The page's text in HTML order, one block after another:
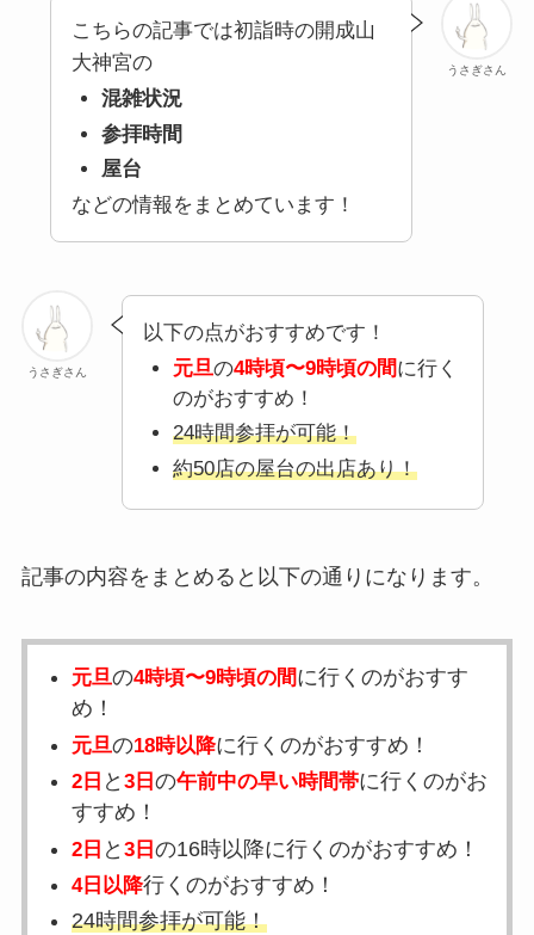
うさぎさん
こちらの記事では初詣時の開成山
大神宮の
混雑状況
参拝時間
屋台
などの情報をまとめています！
うさぎさん
以下の点がおすすめです！
元旦の4時頃〜9時頃の間に行く
のがおすすめ！
24時間参拝が可能！
約50店の屋台の出店あり！
記事の内容をまとめると以下の通りになります。
元旦の4時頃〜9時頃の間に行くのがおすす
め！
元旦の18時以降に行くのがおすすめ！
2日 と 3日 の午前中の早い時間帯に行くのがお
すすめ！
2日 と 3日 の16時以降に行くのがおすすめ！
4日以降行くのがおすすめ！
24時間参拝が可能！